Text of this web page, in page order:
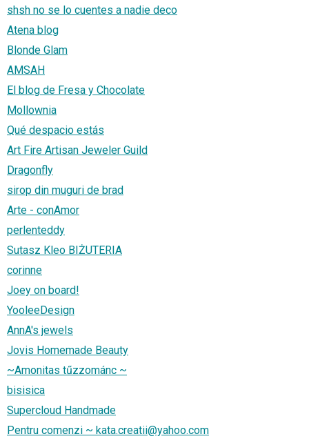
shsh no se lo cuentes a nadie deco
Atena blog
Blonde Glam
AMSAH
El blog de Fresa y Chocolate
Mollownia
Qué despacio estás
Art Fire Artisan Jeweler Guild
Dragonfly
sirop din muguri de brad
Arte - conAmor
perlenteddy
Sutasz Kleo BIŻUTERIA
corinne
Joey on board!
YooleeDesign
AnnA's jewels
Jovis Homemade Beauty
~Amonitas tűzzománc ~
bisisica
Supercloud Handmade
Pentru comenzi ~ kata.creatii@yahoo.com